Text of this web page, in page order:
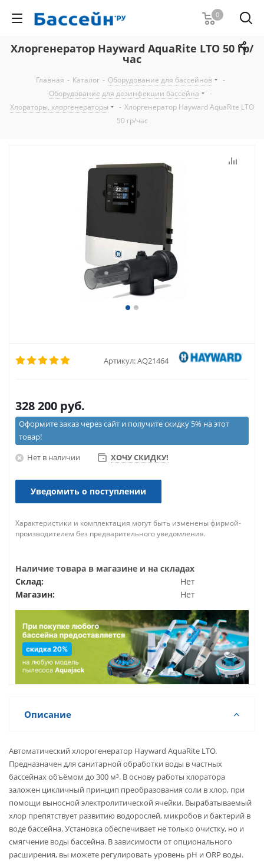
0
Хлоргенератор Hayward AquaRite LTO 50 гр/
час
Главная - Каталог - Оборудование для бассейнов
-
Оборудование для дезинфекции бассейна
-
Хлораторы, хлоргенераторы
- Хлоргенератор Hayward AquaRite LTO
50 гр/час
Артикул:AQ21464
328 200 руб.
Оформите заказ через сайт и получите скидку 5% на этот
товар!
Нет в наличии ХОЧУ СКИДКУ!
Уведомить о поступлении
Характеристики и комплектация могут быть изменены фирмой-
производителем без предварительного уведомления.
Наличие товара в магазине и на складах
Склад:
Нет
Магазин:
Нет
Описание
Автоматический хлорогенератор Hayward AquaRite LTO.
Предназначен для санитарной обработки воды в частных
бассейнах объёмом до 300 м³. В основу работы хлоратора
заложен цикличный принцип преобразования соли в хлор, при
помощи выносной электролитической ячейки. Вырабатываемый
хлор препятствует развитию водорослей, микробов и бактерий в
воде бассейна. Установка обеспечивает не только очистку, но и
смягчение воды бассейна. В зависимости от опционального
расширения, вы можете регулировать уровень pH и ORP воды.